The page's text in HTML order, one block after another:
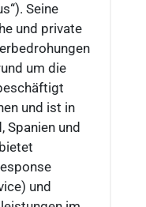
Seine
und private
um die
und ist in
Spanien und
und